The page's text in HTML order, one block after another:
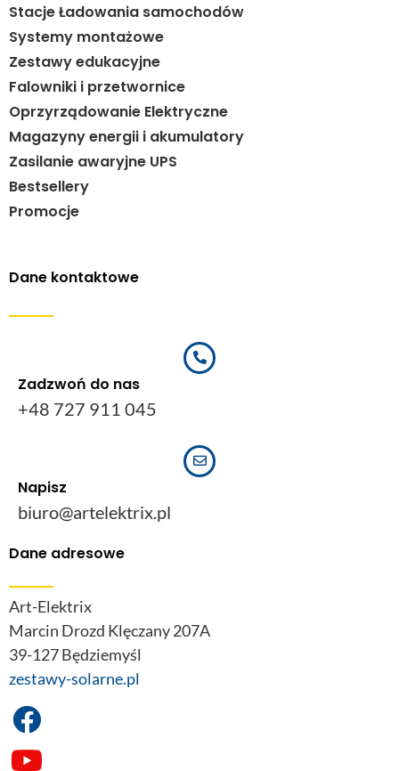
Stacje Ładowania samochodów
Systemy montażowe
Zestawy edukacyjne
Falowniki i przetwornice
Oprzyrządowanie Elektryczne
Magazyny energii i akumulatory
Zasilanie awaryjne UPS
Bestsellery
Promocje
Dane kontaktowe
Zadzwoń do nas
+48 727 911 045
Napisz
biuro@artelektrix.pl
Dane adresowe
Art-Elektrix
Marcin Drozd Klęczany 207A
39-127 Będziemyśl
zestawy-solarne.pl